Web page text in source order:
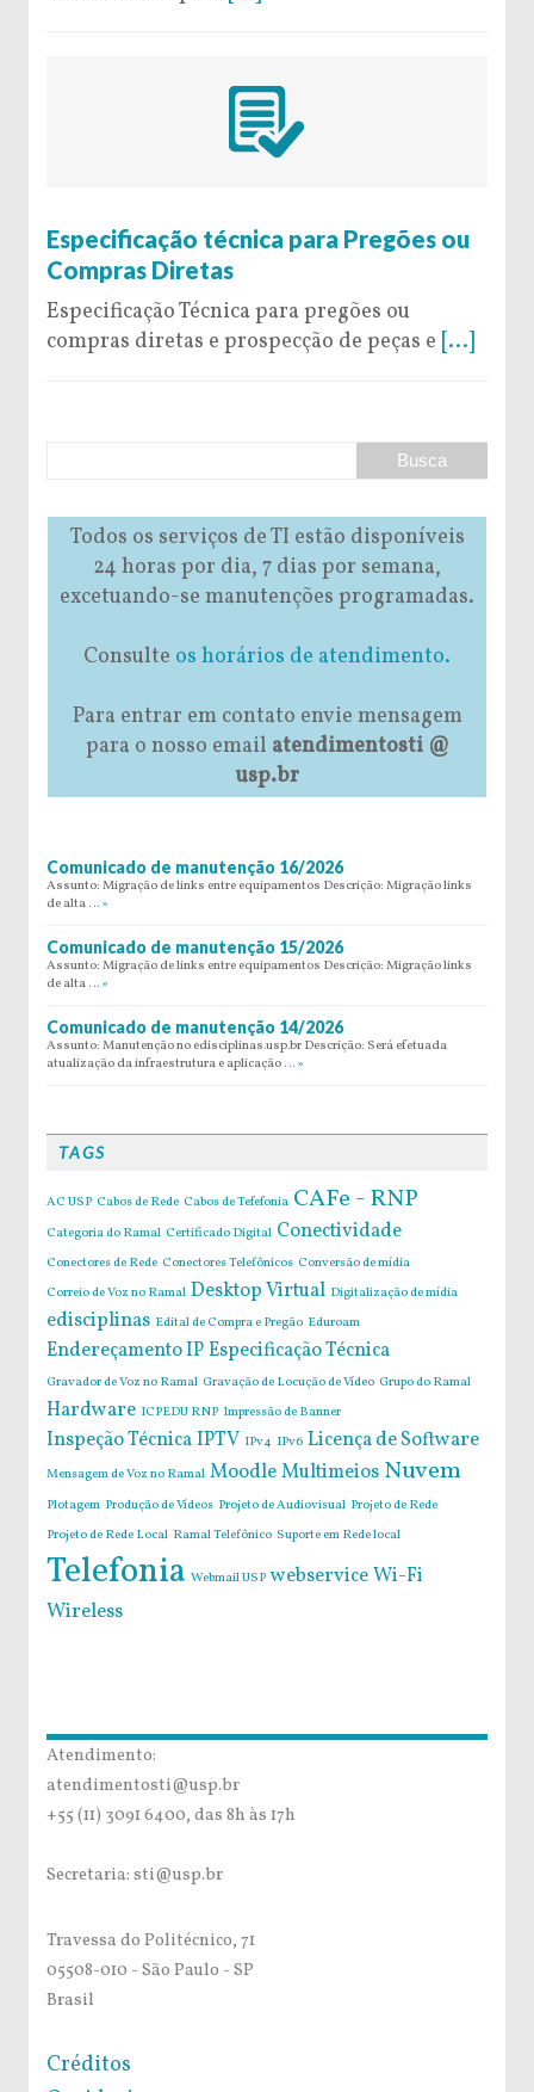
Especificação técnica para Pregões ou
Compras Diretas
Especificação Técnica para pregões ou
compras diretas e prospecção de peças e [...]
Todos os serviços de TI estão disponíveis
24 horas por dia, 7 dias por semana,
excetuando-se manutenções programadas.
Consulte os horários de atendimento.
Para entrar em contato envie mensagem
para o nosso email atendimentosti @
usp.br
Comunicado de manutenção 16/2026
Assunto: Migração de links entre equipamentos Descrição: Migração links
de alta … »
Comunicado de manutenção 15/2026
Assunto: Migração de links entre equipamentos Descrição: Migração links
de alta … »
Comunicado de manutenção 14/2026
Assunto: Manutenção no edisciplinas.usp.br Descrição: Será efetuada
atualização da infraestrutura e aplicação … »
TAGS
AC USP Cabos de Rede Cabos de Tefefonia CAFe - RNP
Categoria do Ramal Certificado Digital Conectividade
Conectores de Rede Conectores Telefônicos Conversão de mídia
Correio de Voz no Ramal Desktop Virtual Digitalização de mídia
edisciplinas Edital de Compra e Pregão Eduroam
Endereçamento IPEspecificação Técnica
Gravador de Voz no Ramal Gravação de Locução de Vídeo Grupo do Ramal
Hardware ICPEDU RNP Impressão de Banner
Inspeção TécnicaIPTV IPv4 IPv6 Licença de Software
Mensagem de Voz no Ramal MoodleMultimeios Nuvem
Plotagem Produção de Vídeos Projeto de Audiovisual Projeto de Rede
Projeto de Rede Local Ramal Telefônico Suporte em Rede local
Telefonia Webmail USP webserviceWi-Fi
Wireless
Atendimento:
atendimentosti@usp.br
+55 (11) 3091 6400, das 8h às 17h
Secretaria: sti@usp.br
Travessa do Politécnico, 71
05508-010 - São Paulo - SP
Brasil
Créditos